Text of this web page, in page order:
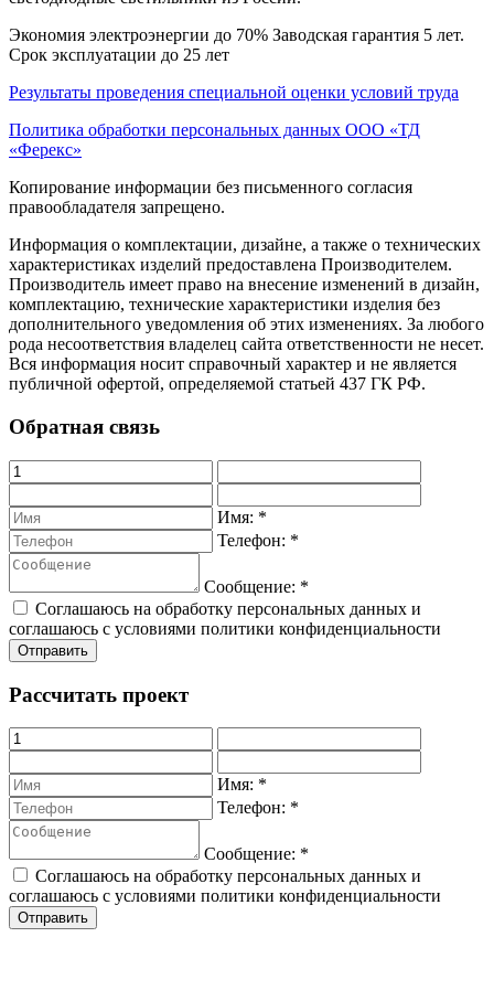
Экономия электроэнергии до 70% Заводская гарантия 5 лет.
Срок эксплуатации до 25 лет
Результаты проведения специальной оценки условий труда
Политика обработки персональных данных ООО «ТД
«Ферекс»
Копирование информации без письменного согласия
правообладателя запрещено.
Информация о комплектации, дизайне, а также о технических
характеристиках изделий предоставлена Производителем.
Производитель имеет право на внесение изменений в дизайн,
комплектацию, технические характеристики изделия без
дополнительного уведомления об этих изменениях. За любого
рода несоответствия владелец сайта ответственности не несет.
Вся информация носит справочный характер и не является
публичной офертой, определяемой статьей 437 ГК РФ.
Обратная связь
Имя: *
Телефон: *
Сообщение: *
Соглашаюсь на обработку персональных данных и
соглашаюсь с условиями политики конфиденциальности
Рассчитать проект
Имя: *
Телефон: *
Сообщение: *
Соглашаюсь на обработку персональных данных и
соглашаюсь с условиями политики конфиденциальности